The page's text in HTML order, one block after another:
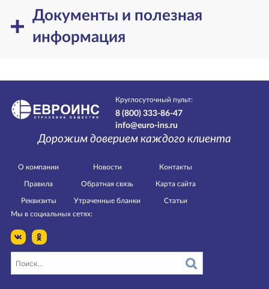
Документы и полезная
информация
Круглосуточный пульт:
8 (800) 333-86-47
info@euro-ins.ru
Дорожим доверием каждого клиента
О компании
Правила
Реквизиты
Новости
Обратная связь
Утраченные бланки
Контакты
Карта сайта
Статьи
Мы в социальных сетях: